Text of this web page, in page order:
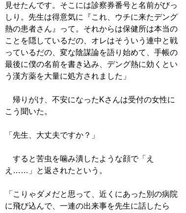
見せたんです。そこには診察券番号と名前がびっ
しり。先生は得意気に『これ、ウチに来たデング
熱の患者さん』って。それからは保健所は本当の
ことを隠しているだの、オレはそういう連中と戦
っているだの、変な陰謀論を語り始めて、手帳の
最後に僕の名前を書き込み、デング熱に効くとい
う漢方薬を大量に処方されました」
帰りがけ、不安になったKさんは受付の女性に
こう聞いた。
「先生、大丈夫ですか？」
すると苦虫を噛み潰したような顔で「え
え……」と返されたという。
「こりゃダメだと思って、近くにあった別の病院
に飛び込んで、一連の出来事を先生に話したら